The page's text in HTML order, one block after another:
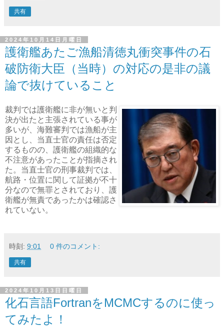
共有
2024年10月14日月曜日
護衛艦あたご漁船清徳丸衝突事件の石
破防衛大臣（当時）の対応の是非の議
論で抜けていること
裁判では護衛艦に非が無いと判
決が出たと主張されている事が
多いが、海難審判では漁船が主
因とし、当直士官の責任は否定
するものの、護衛艦の組織的な
不注意があったことが指摘され
た。当直士官の刑事裁判では、
航路・位置に関して証拠が不十
分なので無罪とされており、護
衛艦が無責であったかは確認さ
れていない。
時刻: 9:01 0 件のコメント:
共有
2024年10月13日日曜日
化石言語FortranをMCMCするのに使っ
てみたよ！